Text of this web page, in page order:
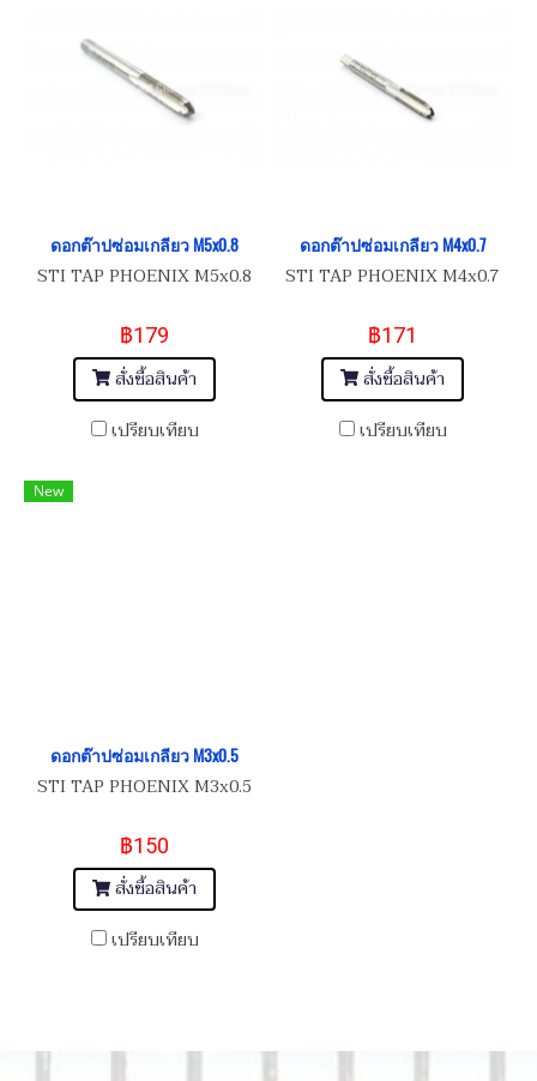
ดอกต๊าปซ่อมเกลียว M5x0.8
STI TAP PHOENIX M5x0.8
฿179
สั่งซื้อสินค้า
เปรียบเทียบ
ดอกต๊าปซ่อมเกลียว M4x0.7
STI TAP PHOENIX M4x0.7
฿171
สั่งซื้อสินค้า
เปรียบเทียบ
New
ดอกต๊าปซ่อมเกลียว M3x0.5
STI TAP PHOENIX M3x0.5
฿150
สั่งซื้อสินค้า
เปรียบเทียบ